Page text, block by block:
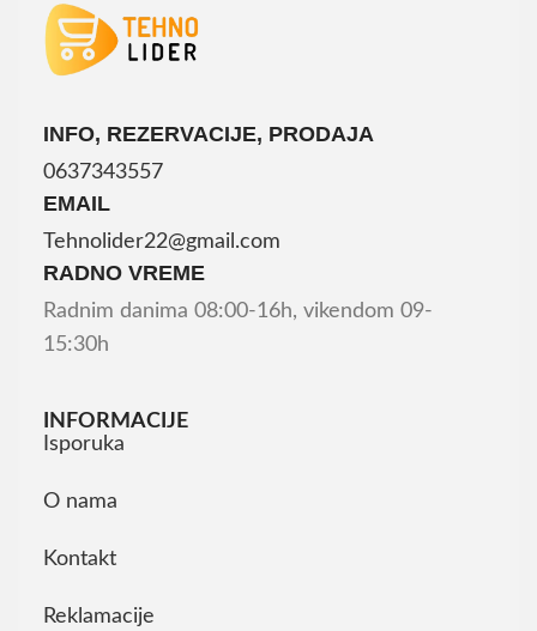
INFO, REZERVACIJE, PRODAJA
0637343557
EMAIL
Tehnolider22@gmail.com
RADNO VREME
Radnim danima 08:00-16h, vikendom 09-
15:30h
INFORMACIJE
Isporuka
O nama
Kontakt
Reklamacije